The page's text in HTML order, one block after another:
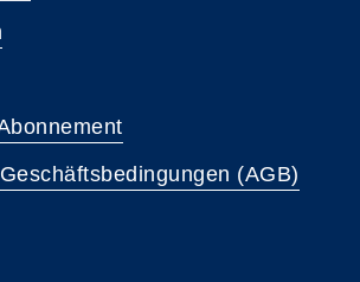
(AGB)